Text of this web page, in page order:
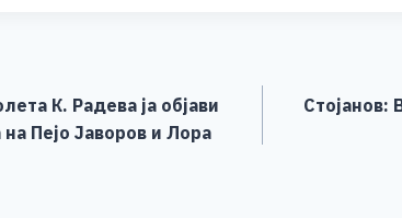
К. Радева ја објави
Пејо Јаворов и Лора
Стојанов: